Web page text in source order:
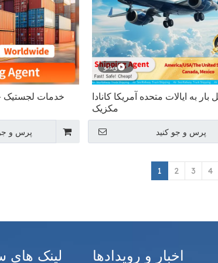
ویدئو
بار به ایالات متحده آمریکا کانادا
مکزیک
پرس و جو کنید
خدمات لجستیک
پرس و جو
1 2 3 4
لینک های اخبار و رویدادها